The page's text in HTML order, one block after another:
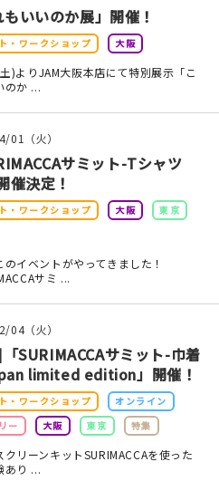
もいいのか展」開催！
・ワークショップ 大阪
)よりJAM大阪本店にて特別展示「こ
のか ...
01（火）
サミット-Tシャツ
催決定！
・ワークショップ 大阪
東京
のイベントがやってきました！
サミ ...
04（火）
SURIMACCAサミット-巾着
limited edition」開催！
・ワークショップ
オンライン
ー
大阪 東京 特集
クリーンキットSURIMACCAを使った
あり ...